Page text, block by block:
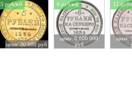
5 рублей
цена: 30 000 руб
6 рублей
цена: 6 000 000
руб
12
цена: